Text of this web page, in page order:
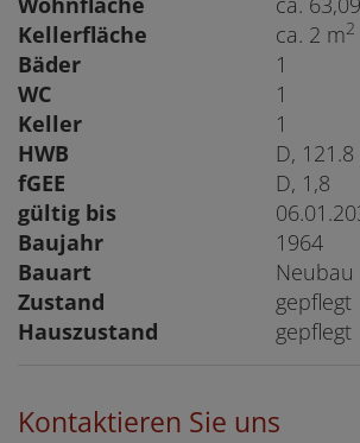
Kellerfläche ca. 2 m2
Bäder
1
WC
1
Keller
1
HWB
D,
fGEE
D, 1,8
gültig bis
Baujahr
1964
Bauart
Neubau
Zustand
gepflegt
Hauszustand
gepflegt
Kontaktieren Sie uns